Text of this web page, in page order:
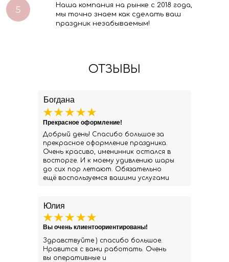
Наша компания на рынке с 2018 года,
мы точно знаем как сделать ваш
праздник незабываемым!
ОТЗЫВЫ
Юлия
Здравствуйте ) спасибо большое.
Нравится с вами работать. Очень
вы оперативные и
Вы очень клиентоориентированы!
Богдана
Добрый день! Спасибо большое за
прекрасное оформление праздника.
Очень красиво, именинник остался в
восторге. И к моему удивлению шары
до сих пор летают. Обязательно
ещё воспользуемся вашими услугами
Прекрасное оформление!